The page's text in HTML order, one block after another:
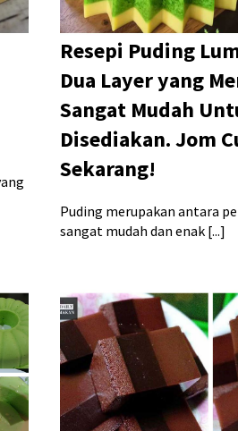
Resepi Puding
Dua Layer yang
Sangat Mudah
Disediakan. Jom
Sekarang!
Puding merupakan antara
sangat mudah dan enak [...]